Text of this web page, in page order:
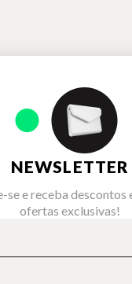
NEWSLETTER
se e receba descontos
ofertas exclusivas!